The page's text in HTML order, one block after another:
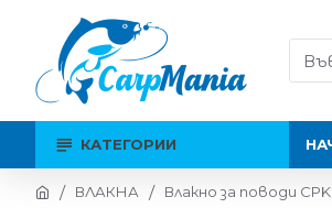
КАТЕГОРИИ
ВЛАКНА Влакно за поводи